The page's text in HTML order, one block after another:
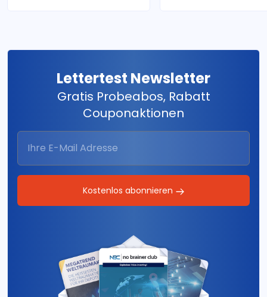
Lettertest Newsletter
Gratis Probeabos, Rabatt
Couponaktionen
Kostenlos abonnieren